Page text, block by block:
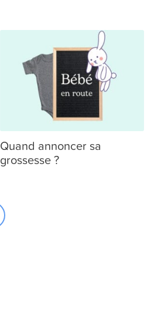
Quand annoncer sa
grossesse ?